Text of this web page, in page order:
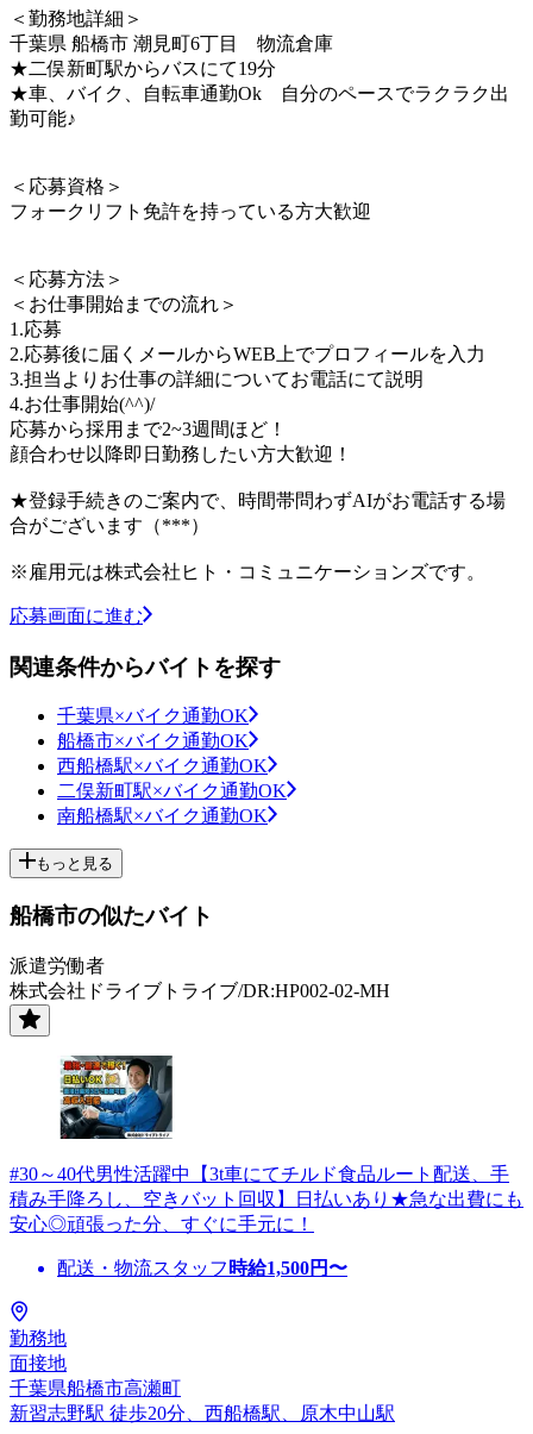
＜勤務地詳細＞
千葉県 船橋市 潮見町6丁目 物流倉庫
★二俣新町駅からバスにて19分
★車、バイク、自転車通勤Ok 自分のペースでラクラク出
勤可能♪
＜応募資格＞
フォークリフト免許を持っている方大歓迎
＜応募方法＞
＜お仕事開始までの流れ＞
1.応募
2.応募後に届くメールからWEB上でプロフィールを入力
3.担当よりお仕事の詳細についてお電話にて説明
4.お仕事開始(^^)/
応募から採用まで2~3週間ほど！
顔合わせ以降即日勤務したい方大歓迎！
★登録手続きのご案内で、時間帯問わずAIがお電話する場
合がございます（***）
※雇用元は株式会社ヒト・コミュニケーションズです。
応募画面に進む
関連条件からバイトを探す
千葉県×バイク通勤OK
船橋市×バイク通勤OK
西船橋駅×バイク通勤OK
二俣新町駅×バイク通勤OK
南船橋駅×バイク通勤OK
もっと見る
船橋市の似たバイト
派遣労働者
株式会社ドライブトライブ/DR:HP002-02-MH
#30～40代男性活躍中【3t車にてチルド食品ルート配送、手
積み手降ろし、空きバット回収】日払いあり★急な出費にも
安心◎頑張った分、すぐに手元に！
配送・物流スタッフ 時給1,500円〜
勤務地
面接地
千葉県船橋市高瀬町
新習志野駅 徒歩20分、西船橋駅、原木中山駅